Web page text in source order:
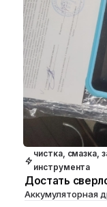
чистка, смазка,
инструмента
Достать
Аккумуляторная